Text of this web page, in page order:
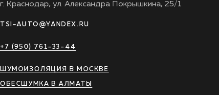
г. Краснодар, ул. Александра Покрышкина, 25/1
TSI-AUTO@YANDEX.RU
+7 (950) 761-33-44
ШУМОИЗОЛЯЦИЯ В МОСКВЕ
ОБЕСШУМКА В АЛМАТЫ